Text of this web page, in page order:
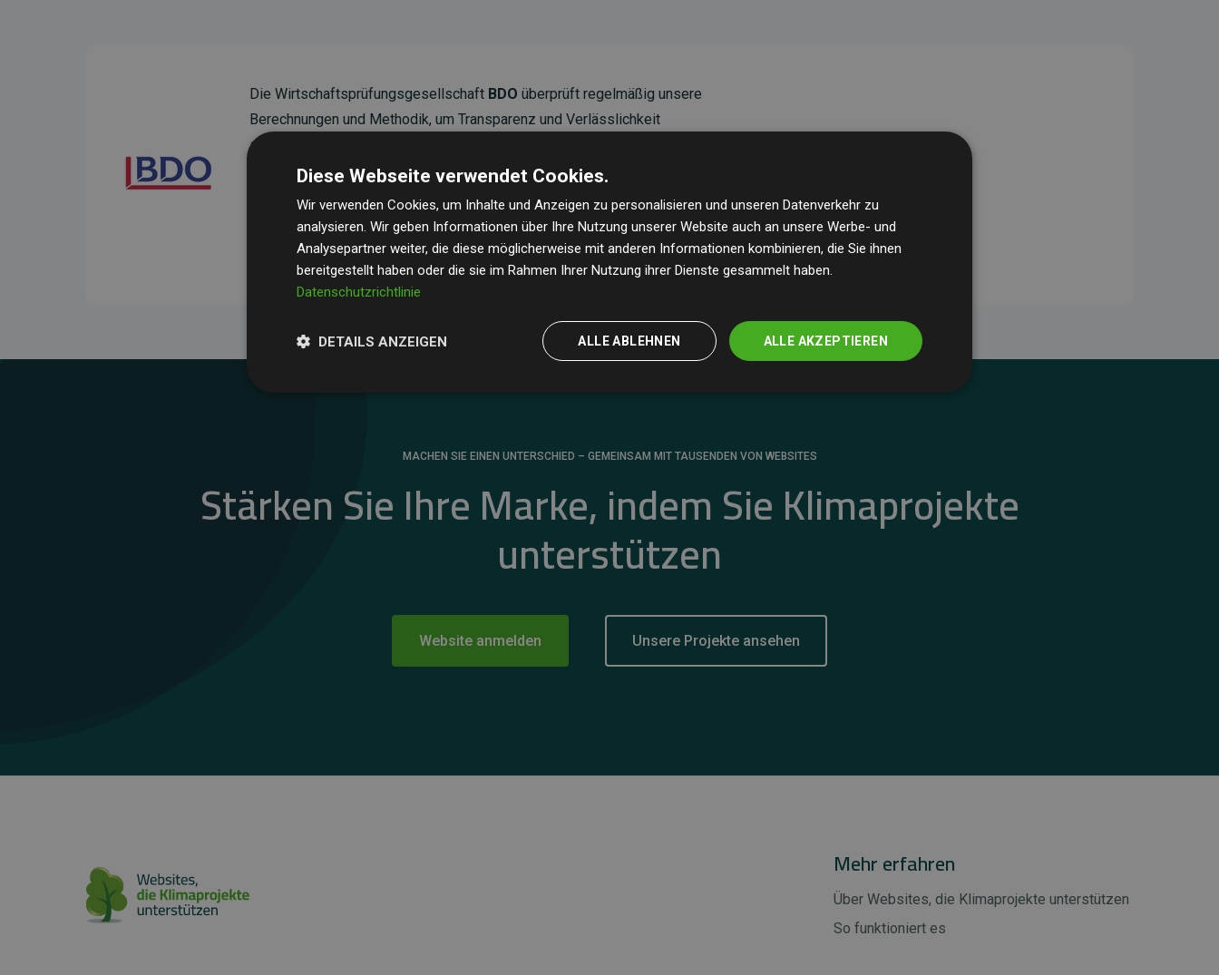
Die Wirtschaftsprüfungsgesellschaft BDO überprüft regelmäßig unsere
Berechnungen und Methodik, um Transparenz und Verlässlichkeit
sicherzustellen.
Ihre Prüfungen belegen, dass unsere Investitionen in Klimaschutzprojekte im
Durchschnitt200 % der geschätzten CO₂-Emissionender teilnehmenden
Websites kompensieren – ein klarer Nachweis für die messbare Klimawirkung
unseres Ansatzes.
MACHEN SIE EINEN UNTERSCHIED – GEMEINSAM MIT TAUSENDEN VON WEBSITES
Stärken Sie Ihre Marke, indem Sie Klimaprojekte
unterstützen
Website anmelden Unsere Projekte ansehen
Mehr erfahren
Über Websites, die Klimaprojekte unterstützen
So funktioniert es
Diese Webseite verwendet Cookies.
Wir verwenden Cookies, um Inhalte und Anzeigen zu personalisieren und unseren Datenverkehr zu
analysieren. Wir geben Informationen über Ihre Nutzung unserer Website auch an unsere Werbe- und
Analysepartner weiter, die diese möglicherweise mit anderen Informationen kombinieren, die Sie ihnen
bereitgestellt haben oder die sie im Rahmen Ihrer Nutzung ihrer Dienste gesammelt haben.
Datenschutzrichtlinie
ALLE AKZEPTIEREN
ALLE ABLEHNEN
DETAILS ANZEIGEN